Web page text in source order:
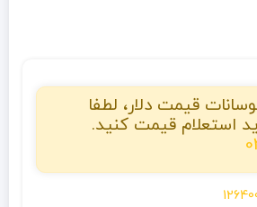
قیمت دلار، لطفا
استعلام قیمت کنید.